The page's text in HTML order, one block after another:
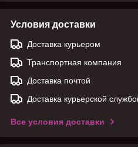
Условия доставки
Доставка курьером
Транспортная компания
Доставка почтой
Доставка курьерской
Все условия доставки